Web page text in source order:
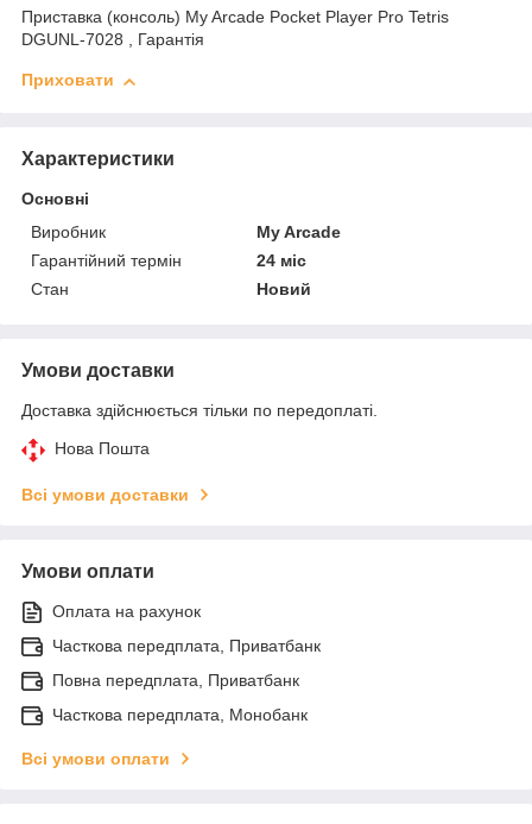
Приставка (консоль) My Arcade Pocket Player Pro Tetris
DGUNL-7028 , Гарантія
Приховати
Характеристики
Основні
Виробник
My Arcade
Гарантійний термін
24 міс
Стан
Новий
Умови доставки
Доставка здійснюється тільки по передоплаті.
Нова Пошта
Всі умови доставки
Умови оплати
Оплата на рахунок
Часткова передплата, Приватбанк
Повна передплата, Приватбанк
Часткова передплата, Монобанк
Всі умови оплати